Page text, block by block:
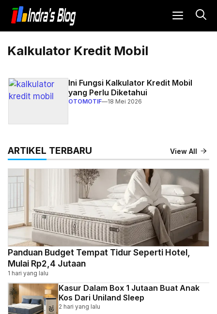
Langsung
isi
MENU
Kalkulator Kredit Mobil
Ini Fungsi Kalkulator Kredit Mobil
yang Perlu Diketahui
OTOMOTIF—18 Mei 2026
ARTIKEL TERBARU View All
Panduan Budget Tempat Tidur Seperti Hotel,
Mulai Rp2,4 Jutaan
1 hari yang lalu
Kasur Dalam Box 1 Jutaan Buat Anak
Kos Dari Uniland Sleep
2 hari yang lalu